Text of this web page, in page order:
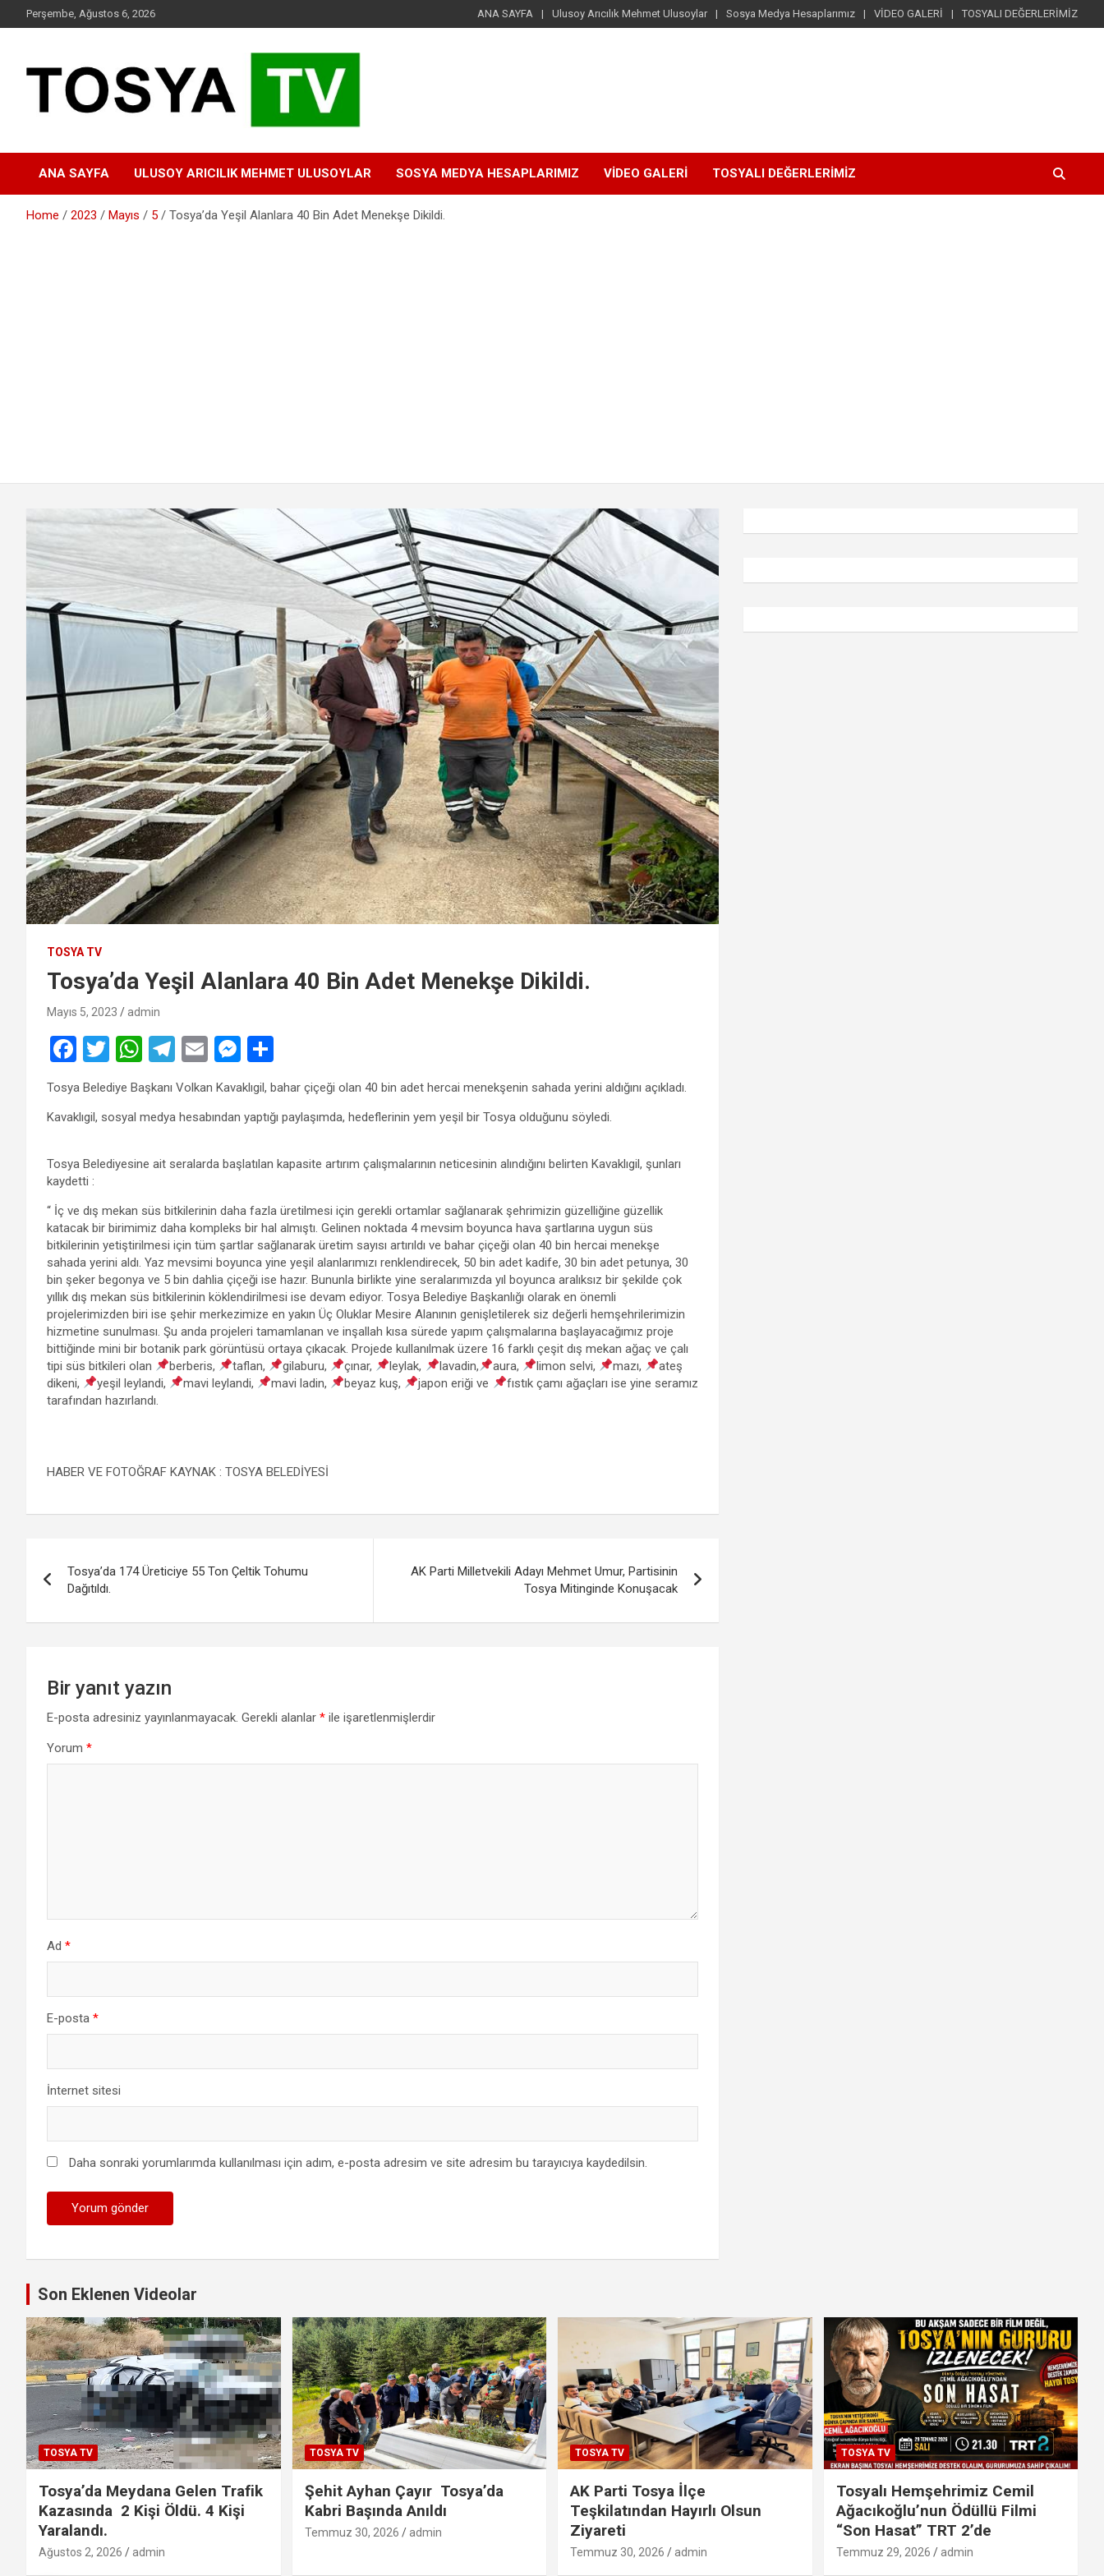
to
Perşembe, Ağustos 6, 2026 ANA SAYFA Ulusoy Arıcılık Mehmet Ulusoylar Sosya Medya Hesaplarımız VİDEO GALERİ TOSYALI DEĞERLERİMİZ
ANA SAYFA ULUSOY ARICILIK MEHMET ULUSOYLAR SOSYA MEDYA HESAPLARIMIZ VİDEO GALERİ TOSYALI DEĞERLERİMİZ
Home 2023 Mayıs 5 Tosya’da Yeşil Alanlara 40 Bin Adet Menekşe Dikildi.
TOSYA TV
Tosya’da Yeşil Alanlara 40 Bin Adet Menekşe Dikildi.
Mayıs 5, 2023 admin
F
a
ce
b
o
o
k
T
wi
tt
er
W
h
at
s
A
p
T
el
e
gr
a
E
m
ail
M
es
se
n
g
h
ar
e
Tosya Belediye Başkanı Volkan Kavaklıgil, bahar çiçeği olan 40 bin adet hercai menekşenin sahada yerini aldığını açıkladı.
Kavaklıgil, sosyal medya hesabından yaptığı paylaşımda, hedeflerinin yem yeşil bir Tosya olduğunu söyledi.
Tosya Belediyesine ait seralarda başlatılan kapasite artırım çalışmalarının neticesinin alındığını belirten Kavaklıgil, şunları
kaydetti :
“ İç ve dış mekan süs bitkilerinin daha fazla üretilmesi için gerekli ortamlar sağlanarak şehrimizin güzelliğine güzellik
katacak bir birimimiz daha kompleks bir hal almıştı. Gelinen noktada 4 mevsim boyunca hava şartlarına uygun süs
bitkilerinin yetiştirilmesi için tüm şartlar sağlanarak üretim sayısı artırıldı ve bahar çiçeği olan 40 bin hercai menekşe
sahada yerini aldı. Yaz mevsimi boyunca yine yeşil alanlarımızı renklendirecek, 50 bin adet kadife, 30 bin adet petunya, 30
bin şeker begonya ve 5 bin dahlia çiçeği ise hazır. Bununla birlikte yine seralarımızda yıl boyunca aralıksız bir şekilde çok
yıllık dış mekan süs bitkilerinin köklendirilmesi ise devam ediyor. Tosya Belediye Başkanlığı olarak en önemli
projelerimizden biri ise şehir merkezimize en yakın Üç Oluklar Mesire Alanının genişletilerek siz değerli hemşehrilerimizin
hizmetine sunulması. Şu anda projeleri tamamlanan ve inşallah kısa sürede yapım çalışmalarına başlayacağımız proje
bittiğinde mini bir botanik park görüntüsü ortaya çıkacak. Projede kullanılmak üzere 16 farklı çeşit dış mekan ağaç ve çalı
tipi süs bitkileri olan
berberis, taflan, gilaburu, çınar, leylak, lavadin, aura, limon selvi, mazı,
ateş
dikeni,
yeşil leylandi, mavi leylandi, mavi ladin, beyaz kuş, japon eriği ve
fıstık çamı ağaçları ise yine seramız
tarafından hazırlandı.
HABER VE FOTOĞRAF KAYNAK : TOSYA BELEDİYESİ
gezinmesi
Tosya’da 174 Üreticiye 55 Ton Çeltik Tohumu
Dağıtıldı.
AK Parti Milletvekili Adayı Mehmet Umur, Partisinin
Tosya Mitinginde Konuşacak
Bir yanıt yazın
E-posta adresiniz yayınlanmayacak. Gerekli alanlar * ile işaretlenmişlerdir
Yorum *
Ad *
E-posta *
İnternet sitesi
Daha sonraki yorumlarımda kullanılması için adım, e-posta adresim ve site adresim bu tarayıcıya kaydedilsin.
Son Eklenen Videolar
TOSYA TV
Tosya’da Meydana Gelen Trafik
Kazasında 2 Kişi Öldü. 4 Kişi
Yaralandı.
Ağustos 2, 2026 admin
TOSYA TV
Şehit Ayhan Çayır Tosya’da
Kabri Başında Anıldı
Temmuz 30, 2026 admin
TOSYA TV
AK Parti Tosya İlçe
Teşkilatından Hayırlı Olsun
Ziyareti
Temmuz 30, 2026 admin
TOSYA TV
Tosyalı Hemşehrimiz Cemil
Ağacıkoğlu’nun Ödüllü Filmi
“Son Hasat” TRT 2’de
Temmuz 29, 2026 admin